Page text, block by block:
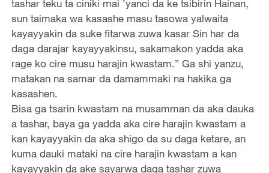
tashar teku ta ciniki mai ’yanci da ke tsibirin Hainan,
sun taimaka wa kasashe masu tasowa yalwaita
kayayyakin da suke fitarwa zuwa kasar Sin har da
daga darajar kayayyakinsu, sakamakon yadda aka
rage ko cire musu harajin kwastam.” Ga shi yanzu,
matakan na samar da damammaki na hakika ga
kasashen.
Bisa ga tsarin kwastam na musamman da aka dauka
a tashar, baya ga yadda aka cire harajin kwastam a
kan kayayyakin da aka shigo da su daga ketare, an
kuma dauki mataki na cire harajin kwastam a kan
kayayyakin da ake sayarwa daga tashar zuwa